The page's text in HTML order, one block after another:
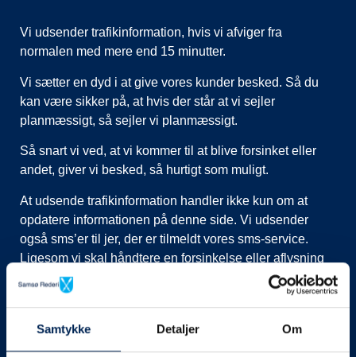
Samtykke Detaljer Om
Vi udsender trafikinformation, hvis vi afviger fra
normalen med mere end 15 minutter.
Vi sætter en dyd i at give vores kunder besked. Så du
kan være sikker på, at hvis der står at vi sejler
planmæssigt, så sejler vi planmæssigt.
Så snart vi ved, at vi kommer til at blive forsinket eller
andet, giver vi besked, så hurtigt som muligt.
At udsende trafikinformation handler ikke kun om at
opdatere informationen på denne side. Vi udsender
også sms’er til jer, der er tilmeldt vores sms-service.
Ligesom vi skal håndtere en forsinkelse eller aflysning
ved at lukke afgange i vores system, evt. flytte kunder til
nye afgange, ringe til vognmænd der skal have flyttet